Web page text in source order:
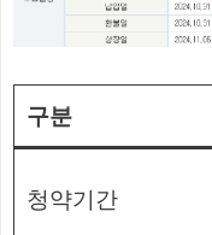
구분
청약기간